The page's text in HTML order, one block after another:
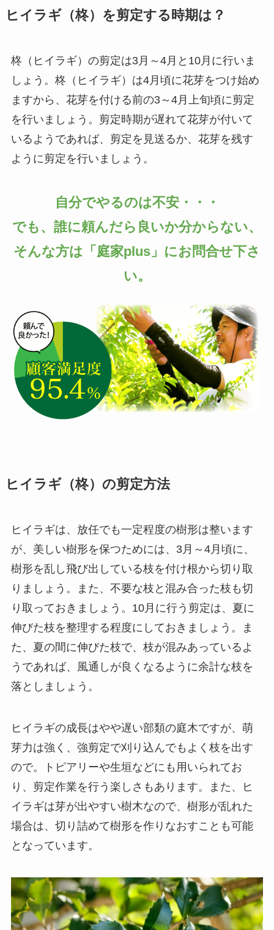
ヒイラギ（柊）を剪定する時期は？
柊（ヒイラギ）の剪定は3月～4月と10月に行いま
しょう。柊（ヒイラギ）は4月頃に花芽をつけ始め
ますから、花芽を付ける前の3～4月上旬頃に剪定
を行いましょう。剪定時期が遅れて花芽が付いて
いるようであれば、剪定を見送るか、花芽を残す
ように剪定を行いましょう。
自分でやるのは不安・・・
でも、誰に頼んだら良いか分からない、
そんな方は「庭家plus」にお問合せ下さ
い。
ヒイラギ（柊）の剪定方法
ヒイラギは、放任でも一定程度の樹形は整います
が、美しい樹形を保つためには、3月～4月頃に、
樹形を乱し飛び出している枝を付け根から切り取
りましょう。また、不要な枝と混み合った枝も切
り取っておきましょう。10月に行う剪定は、夏に
伸びた枝を整理する程度にしておきましょう。ま
た、夏の間に伸びた枝で、枝が混みあっているよ
うであれば、風通しが良くなるように余計な枝を
落としましょう。
ヒイラギの成長はやや遅い部類の庭木ですが、萌
芽力は強く、強剪定で刈り込んでもよく枝を出す
ので。トピアリーや生垣などにも用いられてお
り、剪定作業を行う楽しさもあります。また、ヒ
イラギは芽が出やすい樹木なので、樹形が乱れた
場合は、切り詰めて樹形を作りなおすことも可能
となっています。